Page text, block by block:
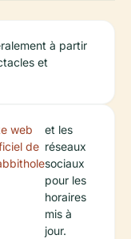
à partir
et
web
de
et les
réseaux
sociaux
pour les
horaires
mis à
jour.